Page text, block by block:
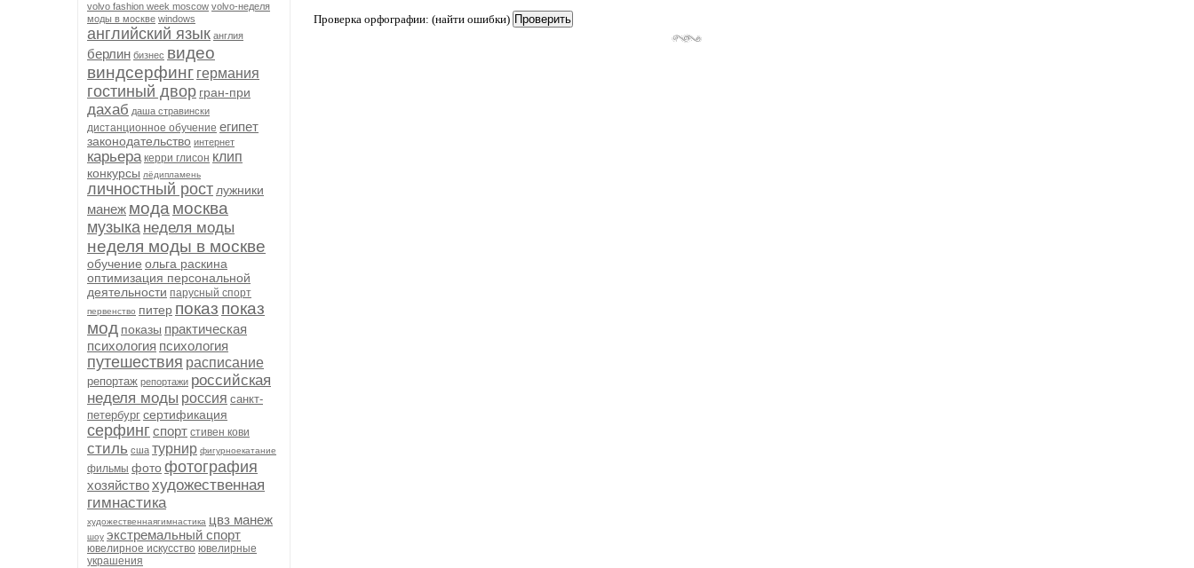
volvo fashion week moscow volvo-неделя
моды в москве windows
английский язык англия
берлин бизнес видео
виндсерфинг германия
гостиный двор гран-при
дахаб даша стравински
дистанционное обучение египет
законодательство интернет
карьера керри глисон клип
конкурсы лёдипламень
личностный рост лужники
манеж мода москва
музыка неделя моды
неделя моды в москве
обучение ольга раскина
оптимизация персональной
деятельности парусный спорт
первенство питер показ показ
мод показы практическая
психология психология
путешествия расписание
репортаж репортажи российская
неделя моды россия санкт-
петербург сертификация
серфинг спорт стивен кови
стиль сша турнир фигурноекатание
фильмы фотофотография
хозяйствохудожественная
гимнастика
художественнаягимнастика цвз манеж
шоу экстремальный спорт
ювелирное искусство ювелирные
украшения
Проверка орфографии: (найти ошибки)